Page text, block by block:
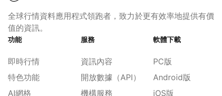
全球行情資料應用程式領跑者，致力於更有效率地提供有價
值的資訊。
功能
即時行情
特色功能
AI網格
服務
資訊內容
開放數據（API）
機構服務
軟體下載
PC版
Android版
iOS版